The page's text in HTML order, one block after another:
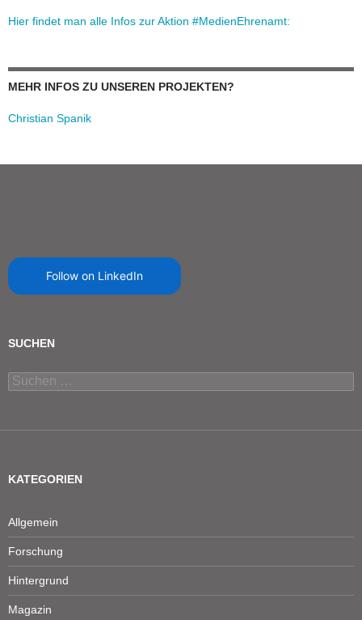
Hier findet man alle Infos zur Aktion #MedienEhrenamt:
MEHR INFOS ZU UNSEREN PROJEKTEN?
Christian Spanik
Follow on LinkedIn
SUCHEN
Suchen
nach:
KATEGORIEN
Allgemein
Forschung
Hintergrund
Magazin